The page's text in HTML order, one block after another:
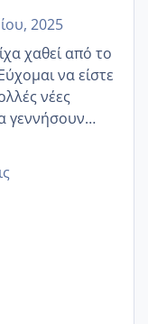
2025
χαθεί από το
να είστε
νέες
γεννήσουν
Να πάρουν
τους